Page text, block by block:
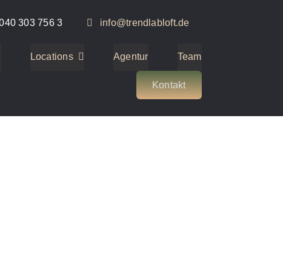
303 756 3 info@trendlabloft.de
Locations Agentur Team
Kontakt